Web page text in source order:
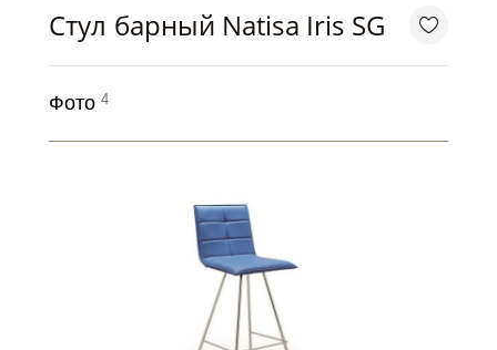
Стул барный Natisa Iris SG
Фото 4